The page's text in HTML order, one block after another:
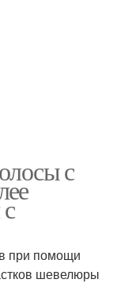
с
при помощи
шевелюры